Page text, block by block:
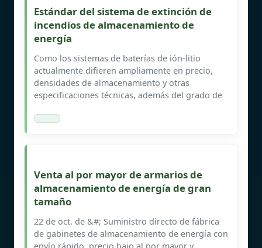
Estándar del sistema de extinción de
incendios de almacenamiento de
energía
Como los sistemas de baterías de ión-litio
actualmente difieren ampliamente en precio,
densidades de almacenamiento y otras
especificaciones técnicas, además del grado de
Venta al por mayor de armarios de
almacenamiento de energía de gran
tamaño
22 de oct. de &#; Suministro directo de fábrica
de gabinetes de almacenamiento de energía con